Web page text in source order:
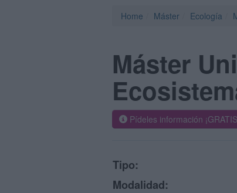
Home Máster Ecología
Máster
Pídeles información
Tipo:
Modalidad: